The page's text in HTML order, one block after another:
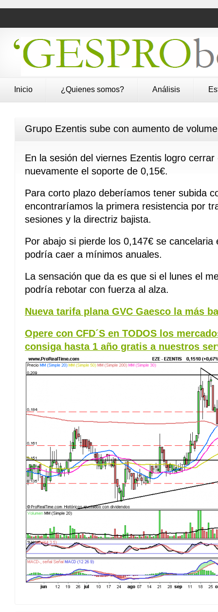
Inicio ¿Quienes somos? Análisis
Grupo Ezentis sube con aumento de
En la sesión del viernes Ezentis logro
nuevamente el soporte de 0,15€.
Para corto plazo deberíamos tener subida
encontraríamos la primera resistencia por
sesiones y la directriz bajista.
Por abajo si pierde los 0,147€ se
podría caer a mínimos anuales.
La sensación que da es que si el lunes el
podría rebotar con fuerza al alza.
Nueva tarifa plana GVC Gaesco la más
Opere con CFD´S en TODOS los
consiga hasta 1 año gratis a nuestros